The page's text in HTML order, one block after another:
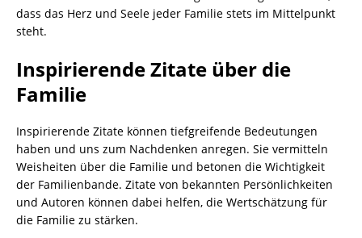
dass das Herz und Seele jeder Familie stets im Mittelpunkt
steht.
Inspirierende Zitate über die
Familie
Inspirierende Zitate können tiefgreifende Bedeutungen
haben und uns zum Nachdenken anregen. Sie vermitteln
Weisheiten über die Familie und betonen die Wichtigkeit
der Familienbande. Zitate von bekannten Persönlichkeiten
und Autoren können dabei helfen, die Wertschätzung für
die Familie zu stärken.